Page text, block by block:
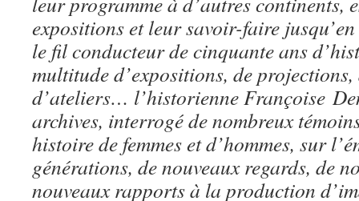
expositions et leur savoir-faire
le fil conducteur de cinquante ans
multitude d’expositions, de
d’ateliers… l’historienne Françoise
archives, interrogé de nombreux
histoire de femmes et d’hommes, sur
générations, de nouveaux regards, de
nouveaux rapports à la production